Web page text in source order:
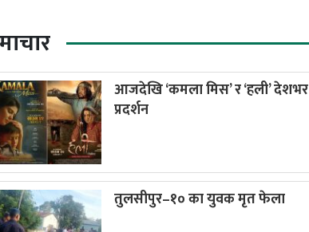
आजदेखि ‘कमला मिस’ र ‘हली’ देशभर
प्रदर्शन
तुलसीपुर–१० का युवक मृत फेला